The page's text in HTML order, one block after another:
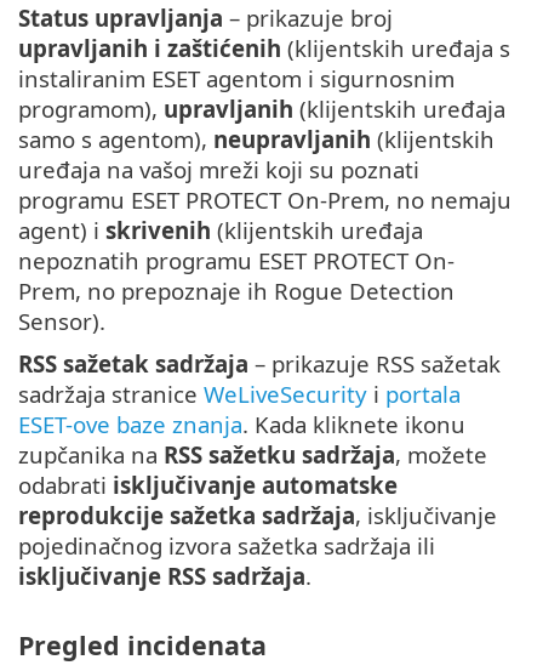
Status upravljanja – prikazuje broj
upravljanih i zaštićenih (klijentskih uređaja s
instaliranim ESET agentom i sigurnosnim
programom), upravljanih (klijentskih uređaja
samo s agentom), neupravljanih (klijentskih
uređaja na vašoj mreži koji su poznati
programu ESET PROTECT On-Prem, no nemaju
agent) i skrivenih (klijentskih uređaja
nepoznatih programu ESET PROTECT On-
Prem, no prepoznaje ih Rogue Detection
Sensor).
RSS sažetak sadržaja – prikazuje RSS sažetak
sadržaja stranice WeLiveSecurity i portala
ESET-ove baze znanja. Kada kliknete ikonu
zupčanika na RSS sažetku sadržaja, možete
odabrati isključivanje automatske
reprodukcije sažetka sadržaja, isključivanje
pojedinačnog izvora sažetka sadržaja ili
isključivanje RSS sadržaja.
Pregled incidenata